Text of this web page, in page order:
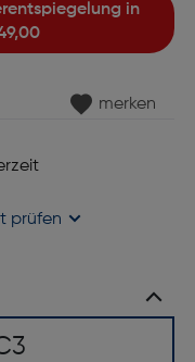
merken
prüfen